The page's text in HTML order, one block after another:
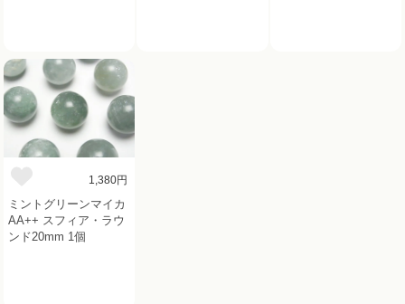
1,380円
ミントグリーンマイカ
AA++ スフィア・ラウ
ンド20mm 1個